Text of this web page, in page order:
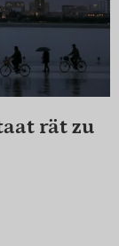
rät zu